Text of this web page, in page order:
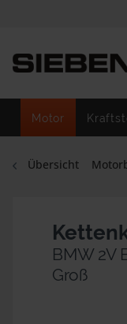
Motor
Übersicht
BMW 2V
Groß